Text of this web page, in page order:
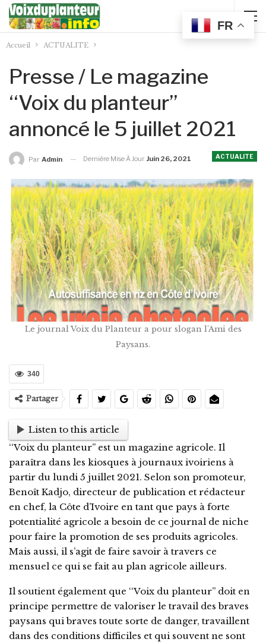
Accueil ACTUALITE
Presse / Le magazine
‘‘Voix du planteur’’
annoncé le 5 juillet 2021
ACTUALITE
Par Admin Dernière Mise À Jour Juin 26, 2021
Le journal Voix du Planteur a pour slogan l'Ami des
Paysans.
340
Partager
Listen to this article
‘‘Voix du planteur’’ est un magazine agricole. Il
paraîtra dans les kiosques à journaux ivoiriens à
partir du lundi 5 juillet 2021. Selon son promoteur,
Benoît Kadjo, directeur de publication et rédacteur
en chef, la Côte d’Ivoire en tant que pays à forte
potentialité agricole a besoin de ce journal de niche
pour faire la promotion de ses produits agricoles.
Mais aussi, il s’agit de faire savoir à travers ce
mensuel ce qui se fait au plan agricole ailleurs.
Il soutient également que ‘‘Voix du planteur’’ doit en
principe permettre de valoriser le travail des braves
paysans qui braves toute sorte de danger, travaillent
dans des conditions difficiles et qui souvent ne sont
FR